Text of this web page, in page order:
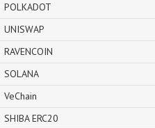
POLKADOT
UNISWAP
RAVENCOIN
SOLANA
VeChain
SHIBA ERC20